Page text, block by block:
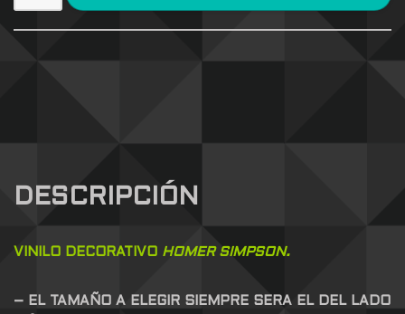
DESCRIPCIÓN
VINILO DECORATIVO HOMER SIMPSON.
– EL TAMAÑO A ELEGIR SIEMPRE SERA EL DEL LADO